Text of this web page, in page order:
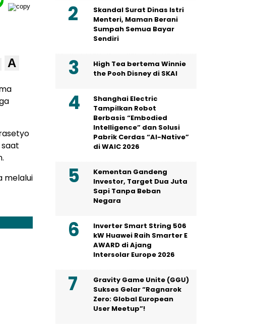
A
melalui
Skandal Surat Dinas Istri
Menteri, Maman Berani
Sumpah Semua Bayar
Sendiri
High Tea bertema Winnie
the Pooh Disney di SKAI
Shanghai Electric
Tampilkan Robot
Berbasis “Embodied
Intelligence” dan Solusi
Pabrik Cerdas “AI-Native”
di WAIC 2026
Kementan Gandeng
Investor, Target Dua Juta
Sapi Tanpa Beban
Negara
Inverter Smart String 506
kW Huawei Raih Smarter E
AWARD di Ajang
Intersolar Europe 2026
Gravity Game Unite (GGU)
Sukses Gelar “Ragnarok
Zero: Global European
User Meetup”!